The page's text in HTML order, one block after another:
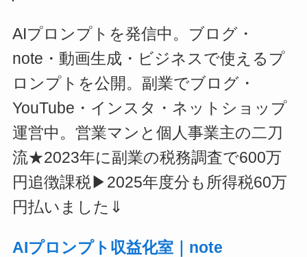
AIプロンプトを発信中。ブログ・
note・動画生成・ビジネスで使えるプ
ロンプトを公開。副業でブログ・
YouTube・インスタ・ネットショップ
運営中。営業マンと個人事業主の二刀
流★2023年に副業の税務調査で600万
円追徴課税▶2025年度分も所得税60万
円払いました⇓
AIプロンプト収益化室｜note